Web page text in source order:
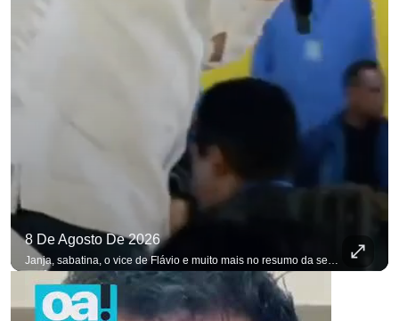
8 De Agosto De 2026
para não perder nenhuma